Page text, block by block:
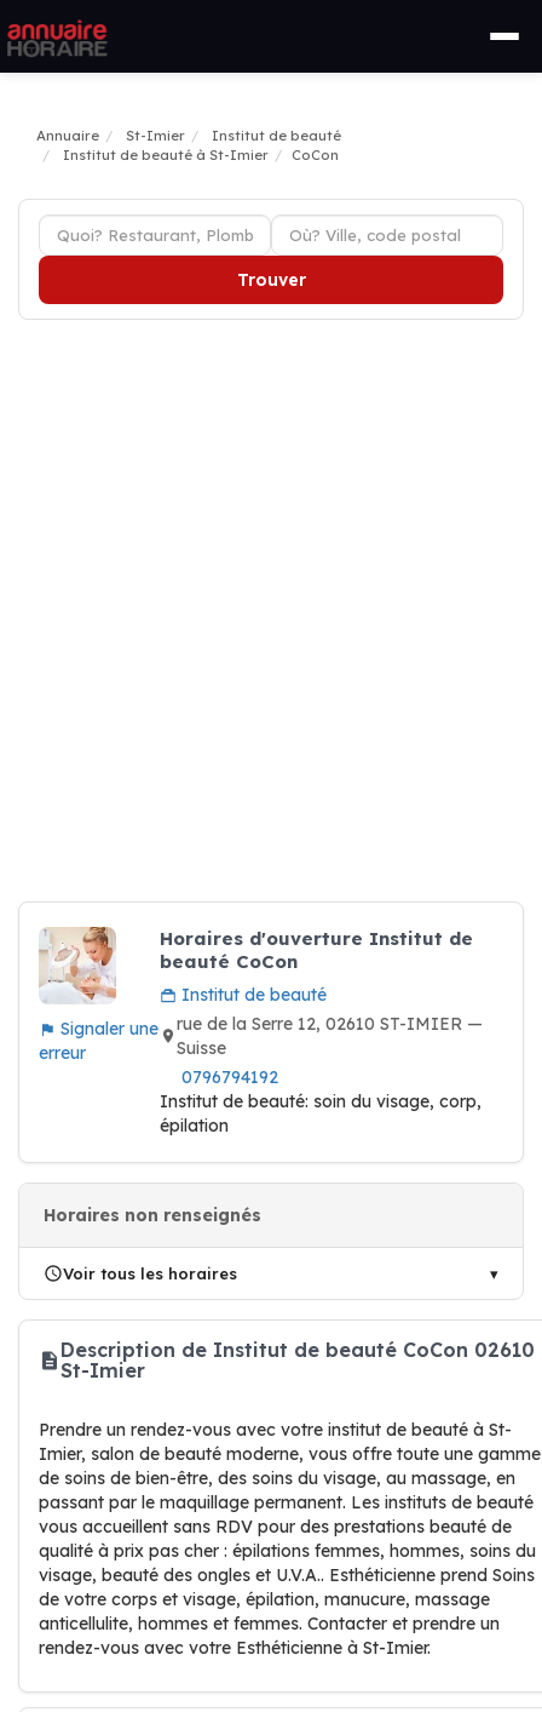
Annuaire St-Imier
Institut de beauté
Institut de beauté à St-Imier
CoCon
Trouver
Signaler une
erreur
Horaires d'ouverture Institut de
beauté CoCon
Institut de beauté
rue de la Serre 12, 02610 ST-IMIER —
Suisse
0796794192
Institut de beauté: soin du visage, corp,
épilation
Horaires non renseignés
Voir tous les horaires
Description de Institut de beauté CoCon 02610
St-Imier
Prendre un rendez-vous avec votre institut de beauté à St-
Imier, salon de beauté moderne, vous offre toute une gamme
de soins de bien-être, des soins du visage, au massage, en
passant par le maquillage permanent. Les instituts de beauté
vous accueillent sans RDV pour des prestations beauté de
qualité à prix pas cher : épilations femmes, hommes, soins du
visage, beauté des ongles et U.V.A.. Esthéticienne prend Soins
de votre corps et visage, épilation, manucure, massage
anticellulite, hommes et femmes. Contacter et prendre un
rendez-vous avec votre Esthéticienne à St-Imier.